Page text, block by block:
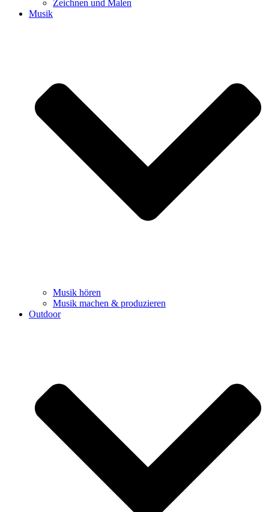
Zeichnen und Malen
Musik
Musik hören
Musik machen & produzieren
Outdoor